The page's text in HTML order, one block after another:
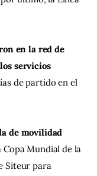
en la red de
servicios
de partido en el
de movilidad
Mundial de la
Siteur para